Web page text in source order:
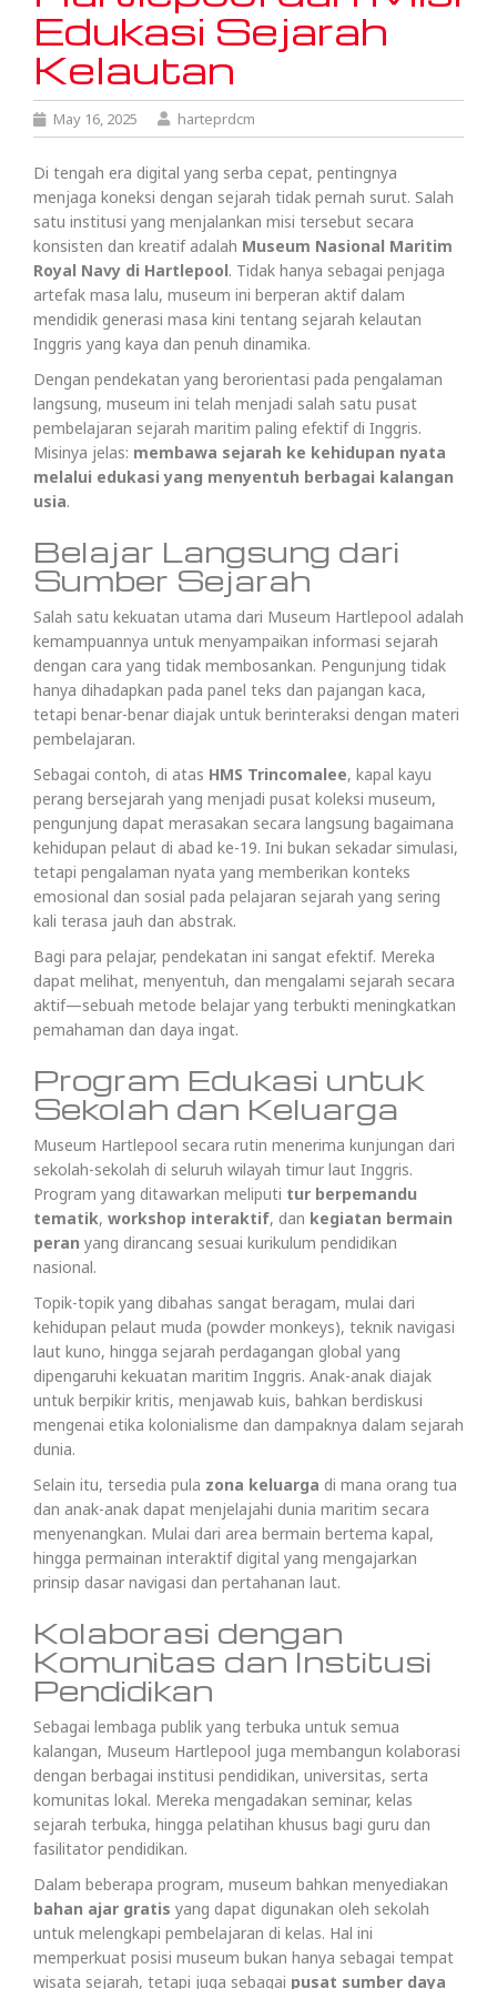
Edukasi Sejarah
Kelautan
May 16, 2025 harteprdcm
Di tengah era digital yang serba cepat, pentingnya
menjaga koneksi dengan sejarah tidak pernah surut. Salah
satu institusi yang menjalankan misi tersebut secara
konsisten dan kreatif adalah Museum Nasional Maritim
Royal Navy di Hartlepool. Tidak hanya sebagai penjaga
artefak masa lalu, museum ini berperan aktif dalam
mendidik generasi masa kini tentang sejarah kelautan
Inggris yang kaya dan penuh dinamika.
Dengan pendekatan yang berorientasi pada pengalaman
langsung, museum ini telah menjadi salah satu pusat
pembelajaran sejarah maritim paling efektif di Inggris.
Misinya jelas: membawa sejarah ke kehidupan nyata
melalui edukasi yang menyentuh berbagai kalangan
usia.
Belajar Langsung dari
Sumber Sejarah
Salah satu kekuatan utama dari Museum Hartlepool adalah
kemampuannya untuk menyampaikan informasi sejarah
dengan cara yang tidak membosankan. Pengunjung tidak
hanya dihadapkan pada panel teks dan pajangan kaca,
tetapi benar-benar diajak untuk berinteraksi dengan materi
pembelajaran.
Sebagai contoh, di atas HMS Trincomalee, kapal kayu
perang bersejarah yang menjadi pusat koleksi museum,
pengunjung dapat merasakan secara langsung bagaimana
kehidupan pelaut di abad ke-19. Ini bukan sekadar simulasi,
tetapi pengalaman nyata yang memberikan konteks
emosional dan sosial pada pelajaran sejarah yang sering
kali terasa jauh dan abstrak.
Bagi para pelajar, pendekatan ini sangat efektif. Mereka
dapat melihat, menyentuh, dan mengalami sejarah secara
aktif—sebuah metode belajar yang terbukti meningkatkan
pemahaman dan daya ingat.
Program Edukasi untuk
Sekolah dan Keluarga
Museum Hartlepool secara rutin menerima kunjungan dari
sekolah-sekolah di seluruh wilayah timur laut Inggris.
Program yang ditawarkan meliputi tur berpemandu
tematik, workshop interaktif, dan kegiatan bermain
peran yang dirancang sesuai kurikulum pendidikan
nasional.
Topik-topik yang dibahas sangat beragam, mulai dari
kehidupan pelaut muda (powder monkeys), teknik navigasi
laut kuno, hingga sejarah perdagangan global yang
dipengaruhi kekuatan maritim Inggris. Anak-anak diajak
untuk berpikir kritis, menjawab kuis, bahkan berdiskusi
mengenai etika kolonialisme dan dampaknya dalam sejarah
dunia.
Selain itu, tersedia pula zona keluarga di mana orang tua
dan anak-anak dapat menjelajahi dunia maritim secara
menyenangkan. Mulai dari area bermain bertema kapal,
hingga permainan interaktif digital yang mengajarkan
prinsip dasar navigasi dan pertahanan laut.
Kolaborasi dengan
Komunitas dan Institusi
Pendidikan
Sebagai lembaga publik yang terbuka untuk semua
kalangan, Museum Hartlepool juga membangun kolaborasi
dengan berbagai institusi pendidikan, universitas, serta
komunitas lokal. Mereka mengadakan seminar, kelas
sejarah terbuka, hingga pelatihan khusus bagi guru dan
fasilitator pendidikan.
Dalam beberapa program, museum bahkan menyediakan
bahan ajar gratis yang dapat digunakan oleh sekolah
untuk melengkapi pembelajaran di kelas. Hal ini
memperkuat posisi museum bukan hanya sebagai tempat
wisata sejarah, tetapi juga sebagai pusat sumber daya